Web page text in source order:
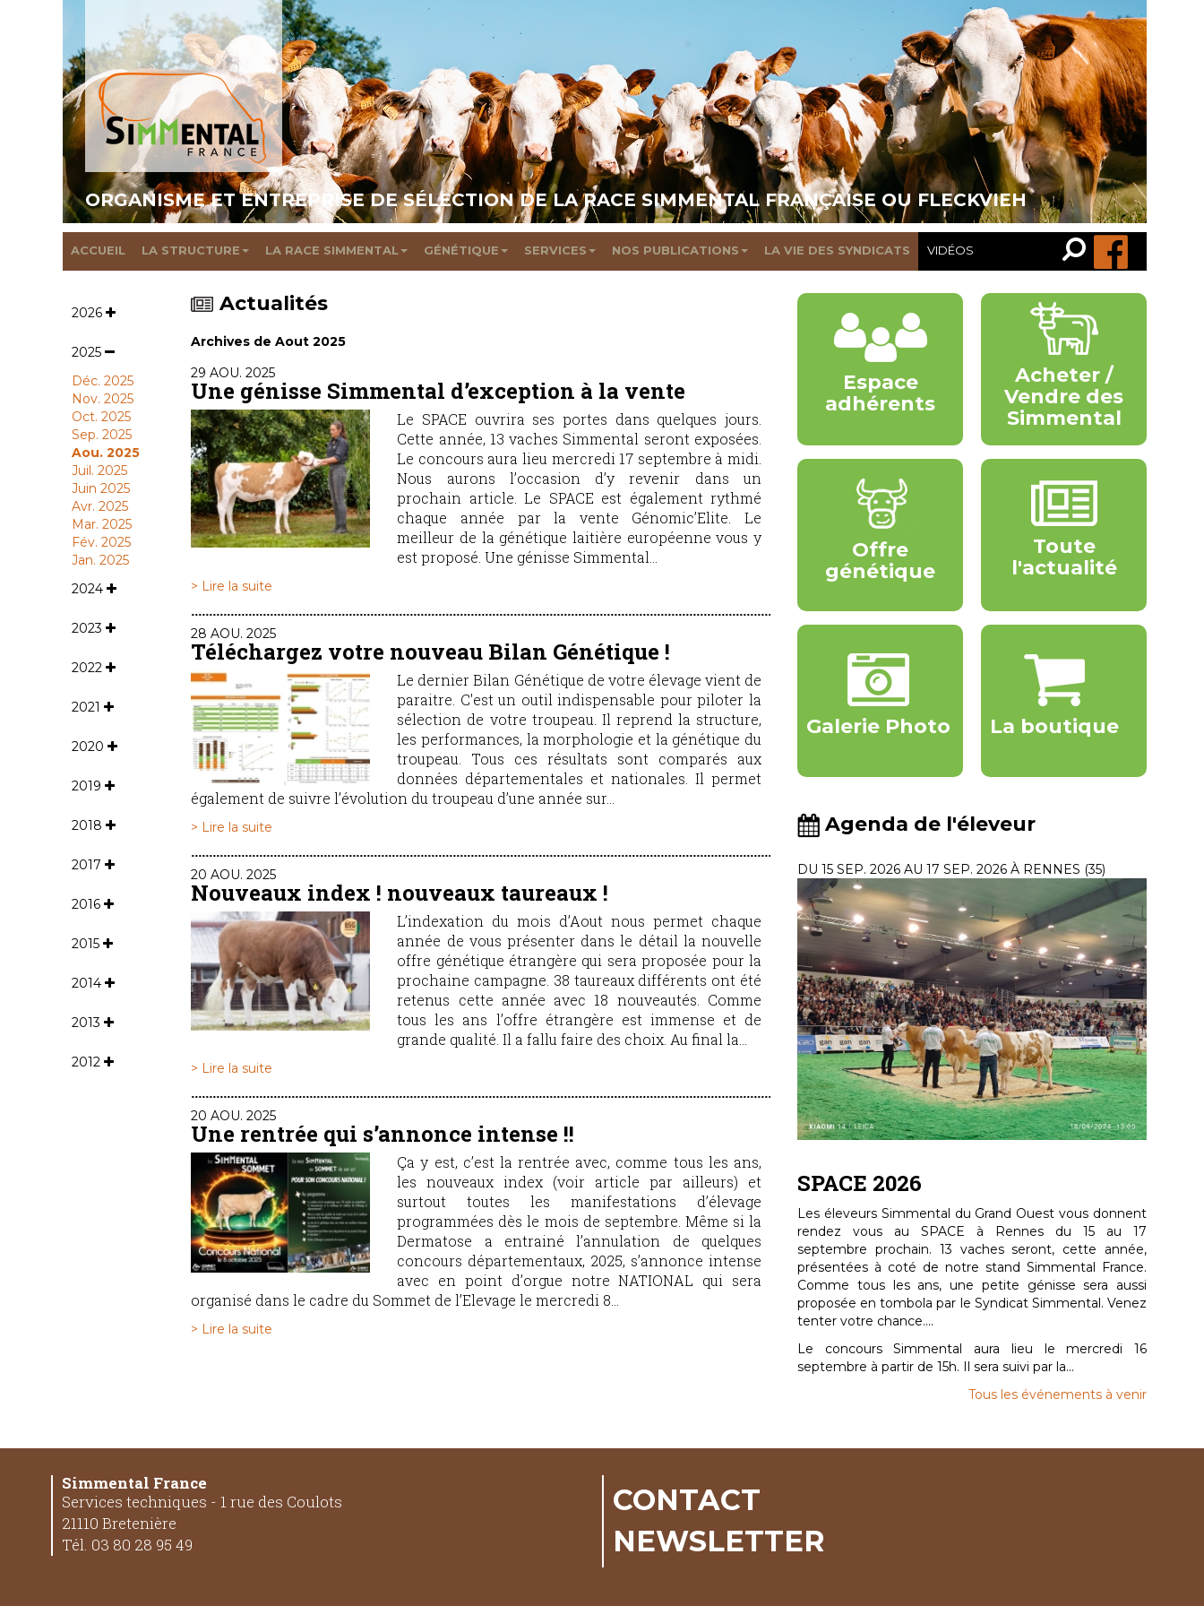
ORGANISME ET ENTREPRISE DE SÉLECTION DE LA RACE SIMMENTAL FRANÇAISE OU FLECKVIEH
ACCUEIL LA STRUCTURE LA RACE SIMMENTAL GÉNÉTIQUE SERVICES NOS PUBLICATIONS LA VIE DES SYNDICATS VIDÉOS
Recherche…
Rechercher
2026
2025
Déc. 2025
Nov. 2025
Oct. 2025
Sep. 2025
Aou. 2025
Juil. 2025
Juin 2025
Avr. 2025
Mar. 2025
Fév. 2025
Jan. 2025
2024
2023
2022
2021
2020
2019
2018
2017
2016
2015
2014
2013
2012
Actualités
Archives de Aout 2025
29 AOU. 2025
Une génisse Simmental d’exception à la vente
Le SPACE ouvrira ses portes dans quelques jours.
Cette année, 13 vaches Simmental seront exposées.
Le concours aura lieu mercredi 17 septembre à midi.
Nous aurons l’occasion d’y revenir dans un
prochain article. Le SPACE est également rythmé
chaque année par la vente Génomic’Elite. Le
meilleur de la génétique laitière européenne vous y
est proposé. Une génisse Simmental...
> Lire la suite
28 AOU. 2025
Téléchargez votre nouveau Bilan Génétique !
Le dernier Bilan Génétique de votre élevage vient de
paraitre. C'est un outil indispensable pour piloter la
sélection de votre troupeau. Il reprend la structure,
les performances, la morphologie et la génétique du
troupeau. Tous ces résultats sont comparés aux
données départementales et nationales. Il permet
également de suivre l’évolution du troupeau d’une année sur...
> Lire la suite
20 AOU. 2025
Nouveaux index ! nouveaux taureaux !
L’indexation du mois d’Aout nous permet chaque
année de vous présenter dans le détail la nouvelle
offre génétique étrangère qui sera proposée pour la
prochaine campagne. 38 taureaux différents ont été
retenus cette année avec 18 nouveautés. Comme
tous les ans l’offre étrangère est immense et de
grande qualité. Il a fallu faire des choix. Au final la...
> Lire la suite
20 AOU. 2025
Une rentrée qui s’annonce intense !!
Ça y est, c’est la rentrée avec, comme tous les ans,
les nouveaux index (voir article par ailleurs) et
surtout toutes les manifestations d’élevage
programmées dès le mois de septembre. Même si la
Dermatose a entrainé l’annulation de quelques
concours départementaux, 2025, s’annonce intense
avec en point d’orgue notre NATIONAL qui sera
organisé dans le cadre du Sommet de l’Elevage le mercredi 8...
> Lire la suite
Espace
adhérents
Acheter /
Vendre des
Simmental
Offre
génétique
Toute
l'actualité
Galerie Photo La boutique
Agenda de l'éleveur
DU 15 SEP. 2026 AU 17 SEP. 2026 À RENNES (35)
SPACE 2026
Les éleveurs Simmental du Grand Ouest vous donnent
rendez vous au SPACE à Rennes du 15 au 17
septembre prochain. 13 vaches seront, cette année,
présentées à coté de notre stand Simmental France.
Comme tous les ans, une petite génisse sera aussi
proposée en tombola par le Syndicat Simmental. Venez
tenter votre chance....
Le concours Simmental aura lieu le mercredi 16
septembre à partir de 15h. Il sera suivi par la...
Tous les événements à venir
Simmental France
Services techniques - 1 rue des Coulots
21110 Bretenière
Tél. 03 80 28 95 49
CONTACT
NEWSLETTER